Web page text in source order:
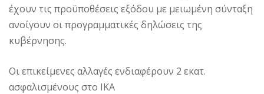
έχουν τις προϋποθέσεις εξόδου με μειωμένη σύνταξη
ανοίγουν οι προγραμματικές δηλώσεις της
κυβέρνησης.
Οι επικείμενες αλλαγές ενδιαφέρουν 2 εκατ.
ασφαλισμένους στο ΙΚΑ